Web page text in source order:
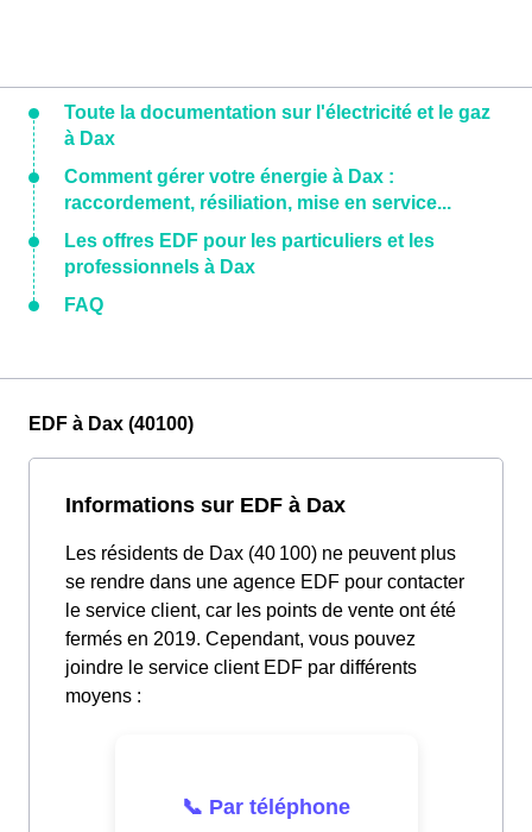
Toute la documentation sur l'électricité et le gaz
à Dax
Comment gérer votre énergie à Dax :
raccordement, résiliation, mise en service...
Les offres EDF pour les particuliers et les
professionnels à Dax
FAQ
EDF à Dax (40100)
Informations sur EDF à Dax
Les résidents de Dax (40 100) ne peuvent plus
se rendre dans une agence EDF pour contacter
le service client, car les points de vente ont été
fermés en 2019. Cependant, vous pouvez
joindre le service client EDF par différents
moyens :
📞 Par téléphone